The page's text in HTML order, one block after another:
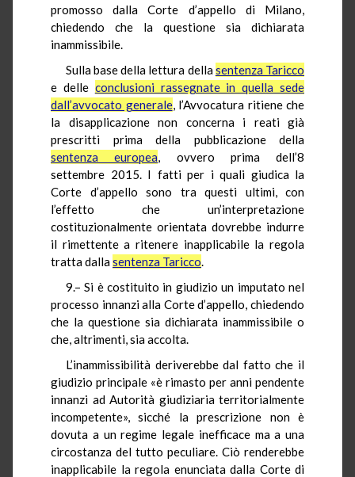
promosso dalla Corte d’appello di Milano,
chiedendo che la questione sia dichiarata
inammissibile.
Sulla base della lettura dellasentenza Taricco
e delle conclusioni rassegnate in quella sede
dall’avvocato generale, l’Avvocatura ritiene che
la disapplicazione non concerna i reati già
prescritti prima della pubblicazione della
sentenza europea, ovvero prima dell’8
settembre 2015. I fatti per i quali giudica la
Corte d’appello sono tra questi ultimi, con
l’effetto che un’interpretazione
costituzionalmente orientata dovrebbe indurre
il rimettente a ritenere inapplicabile la regola
tratta dallasentenza Taricco.
9.– Si è costituito in giudizio un imputato nel
processo innanzi alla Corte d’appello, chiedendo
che la questione sia dichiarata inammissibile o
che, altrimenti, sia accolta.
L’inammissibilità deriverebbe dal fatto che il
giudizio principale «è rimasto per anni pendente
innanzi ad Autorità giudiziaria territorialmente
incompetente», sicché la prescrizione non è
dovuta a un regime legale inefficace ma a una
circostanza del tutto peculiare. Ciò renderebbe
inapplicabile la regola enunciata dalla Corte di